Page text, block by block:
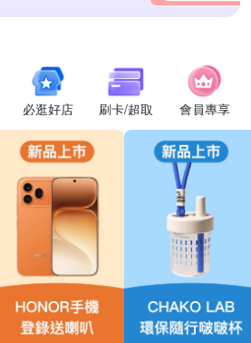
必逛好店 刷卡/超取 會員專享